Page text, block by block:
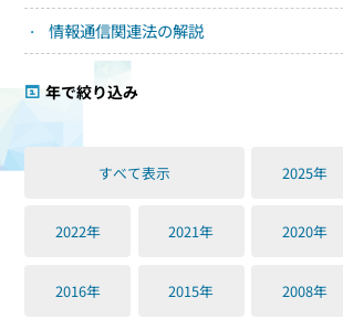
情報通信関連法の解説
年で絞り込み
すべて表示 2025年
2022年 2021年 2020年
2016年 2015年 2008年